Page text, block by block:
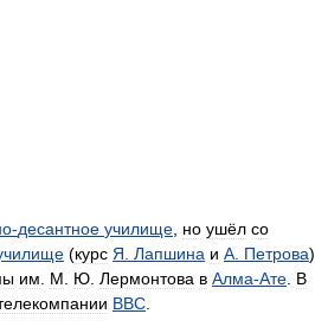
-десантное училище но ушёл со
(курс Я Лапшина и А Петрова).
им М Ю Лермонтова в Алма-Ате В
BBC